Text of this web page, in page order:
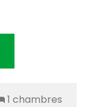
1 chambres